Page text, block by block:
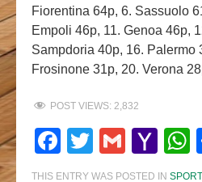
Fiorentina 64p, 6. Sassuolo
Empoli 46p, 11. Genoa 46p,
Sampdoria 40p, 16.
Frosinone 31p, 20. Verona
POST VIEWS: 2,832
Facebook
Twitter
Gmail
THIS ENTRY WAS POSTED IN